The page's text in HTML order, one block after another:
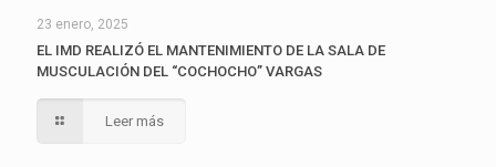
23 enero, 2025
EL IMD REALIZÓ EL MANTENIMIENTO DE LA SALA DE
MUSCULACIÓN DEL “COCHOCHO” VARGAS
Leer más